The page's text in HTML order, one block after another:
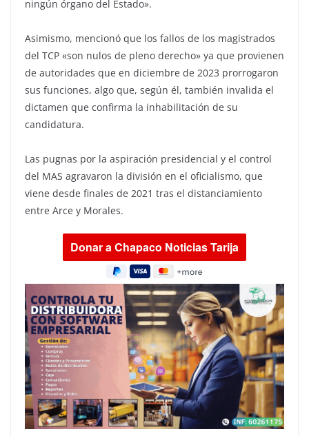
ningún órgano del Estado».
Asimismo, mencionó que los fallos de los magistrados
del TCP «son nulos de pleno derecho» ya que provienen
de autoridades que en diciembre de 2023 prorrogaron
sus funciones, algo que, según él, también invalida el
dictamen que confirma la inhabilitación de su
candidatura.
Las pugnas por la aspiración presidencial y el control
del MAS agravaron la división en el oficialismo, que
viene desde finales de 2021 tras el distanciamiento
entre Arce y Morales.